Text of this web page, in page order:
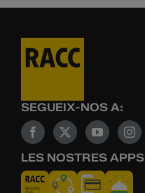
SEGUEIX-NOS A:
LES NOSTRES APPS